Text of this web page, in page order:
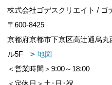
株式会社ゴデスクリエイト / ゴ
〒600-8425
京都府京都市下京区高辻通烏
ル5F
地図
＜営業時間＞9:00～18:00